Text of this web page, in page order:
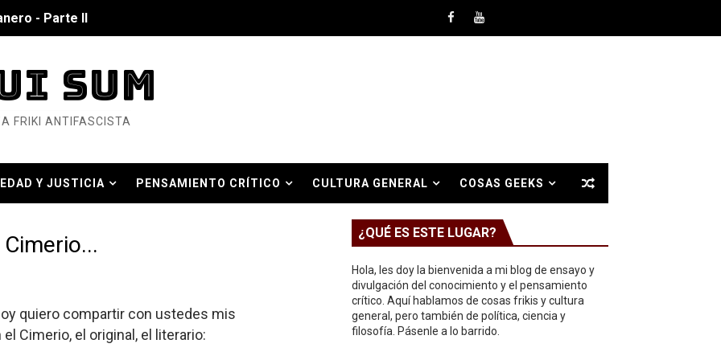
- Parte II
de Hierro
Dos mil tíjiri cinco
eléctricas?
(DOS)
(UNO)
SUM
FRIKI ANTIFASCISTA
Y JUSTICIA PENSAMIENTO CRÍTICO CULTURA GENERAL COSAS GEEKS
quiero compartir con ustedes mis
Cimerio, el original, el literario:
¿QUÉ ES ESTE LUGAR?
Hola, les doy la bienvenida a mi blog de ensayo y
divulgación del conocimiento y el pensamiento
crítico. Aquí hablamos de cosas frikis y cultura
general, pero también de política, ciencia y
filosofía. Pásenle a lo barrido.